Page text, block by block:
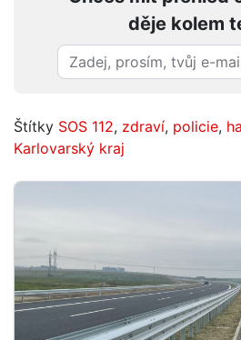
děje kolem
Štítky SOS 112, zdraví, policie,
Karlovarský kraj